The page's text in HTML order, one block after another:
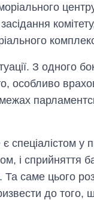
З одного
особливо
спеціалістом у
і сприйняття
Та саме цього
до того,